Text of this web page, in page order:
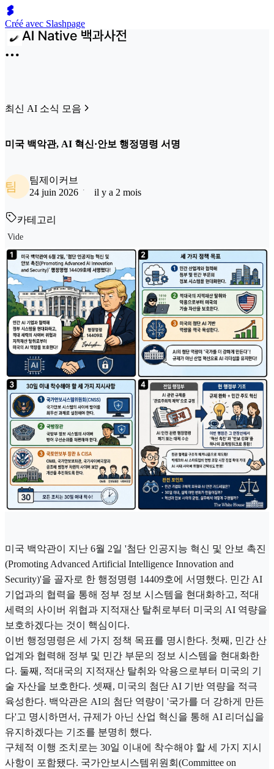
Créé avec Slashpage
최신 AI 소식 모음
미국 백악관, AI 혁신·안보 행정명령 서명
팀
팀제이커브
24 juin 2026
il y a 2 mois
카테고리
Vide
미국 백악관이 지난 6월 2일 '첨단 인공지능 혁신 및 안보 촉진
(Promoting Advanced Artificial Intelligence Innovation and
Security)'을 골자로 한 행정명령 14409호에 서명했다. 민간 AI
기업과의 협력을 통해 정부 정보 시스템을 현대화하고, 적대
세력의 사이버 위협과 지적재산 탈취로부터 미국의 AI 역량을
보호하겠다는 것이 핵심이다.
이번 행정명령은 세 가지 정책 목표를 명시한다. 첫째, 민간 산
업계와 협력해 정부 및 민간 부문의 정보 시스템을 현대화한
다. 둘째, 적대국의 지적재산 탈취와 악용으로부터 미국의 기
술 자산을 보호한다. 셋째, 미국의 첨단 AI 기반 역량을 적극
육성한다. 백악관은 AI의 첨단 역량이 '국가를 더 강하게 만든
다'고 명시하면서, 규제가 아닌 산업 혁신을 통해 AI 리더십을
유지하겠다는 기조를 분명히 했다.
구체적 이행 조치로는 30일 이내에 착수해야 할 세 가지 지시
사항이 포함됐다. 국가안보시스템위원회(Committee on